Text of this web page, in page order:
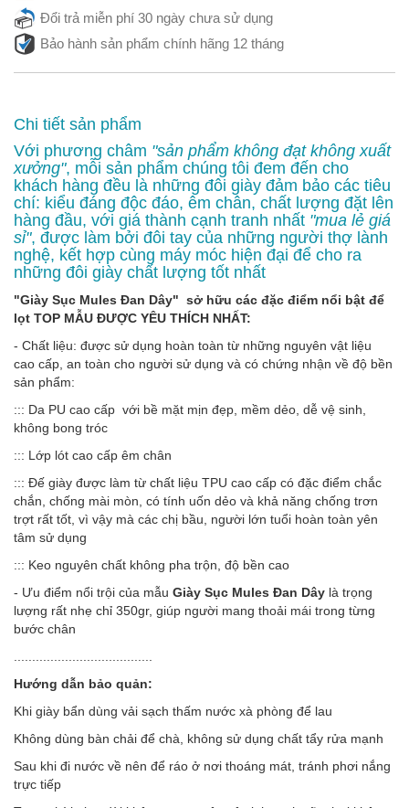
Đổi trả miễn phí 30 ngày chưa sử dụng
Bảo hành sản phẩm chính hãng 12 tháng
Chi tiết sản phẩm
Với phương châm "sản phẩm không đạt không xuất
xưởng", mỗi sản phẩm chúng tôi đem đến cho
khách hàng đều là những đôi giày đảm bảo các tiêu
chí: kiểu đáng độc đáo, êm chân, chất lượng đặt lên
hàng đầu, với giá thành cạnh tranh nhất "mua lẻ giá
sỉ", được làm bởi đôi tay của những người thợ lành
nghệ, kết hợp cùng máy móc hiện đại để cho ra
những đôi giày chất lượng tốt nhất
"Giày Sục Mules Đan Dây" sở hữu các đặc điểm nổi bật để
lọt TOP MẪU ĐƯỢC YÊU THÍCH NHẤT:
- Chất liệu: được sử dụng hoàn toàn từ những nguyên vật liệu
cao cấp, an toàn cho người sử dụng và có chứng nhận về độ bền
sản phẩm:
::: Da PU cao cấp với bề mặt mịn đẹp, mềm dẻo, dễ vệ sinh,
không bong tróc
::: Lớp lót cao cấp êm chân
::: Đế giày được làm từ chất liệu TPU cao cấp có đặc điểm chắc
chắn, chống mài mòn, có tính uốn dẻo và khả năng chống trơn
trợt rất tốt, vì vậy mà các chị bầu, người lớn tuổi hoàn toàn yên
tâm sử dụng
::: Keo nguyên chất không pha trộn, độ bền cao
- Ưu điểm nổi trội của mẫu Giày Sục Mules Đan Dây là trọng
lượng rất nhẹ chỉ 350gr, giúp người mang thoải mái trong từng
bước chân
Hướng dẫn bảo quản:
Khi giày bẩn dùng vải sạch thấm nước xà phòng để lau
Không dùng bàn chải để chà, không sử dụng chất tẩy rửa mạnh
Sau khi đi nước về nên để ráo ở nơi thoáng mát, tránh phơi nắng
trực tiếp